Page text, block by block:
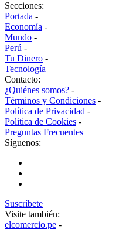
Secciones:
Portada -
Economía -
Mundo -
Perú -
Tu Dinero -
Tecnología
Contacto:
¿Quiénes somos? -
Términos y Condiciones -
Política de Privacidad -
Politica de Cookies -
Preguntas Frecuentes
Síguenos:
Suscríbete
Visite también:
elcomercio.pe -